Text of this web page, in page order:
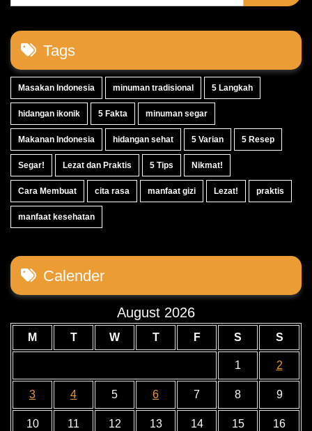
Tags
Masakan Indonesia minuman tradisional 5 Langkah
hidangan ikonik 5 Fakta minuman segar
Makanan Indonesia hidangan sehat 5 Varian 5 Resep
Segar! Lezat dan Praktis 5 Tips Nikmat!
Cara Membuat cita rasa manfaat gizi Lezat! praktis
manfaat kesehatan
Calender
August 2026
M T W T F S S
1 2
3 4 5 6 7 8 9
10 11 12 13 14 15 16